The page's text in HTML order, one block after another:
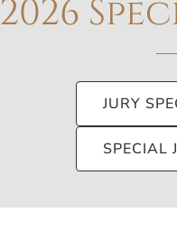
2026
JURY
SPECIAL